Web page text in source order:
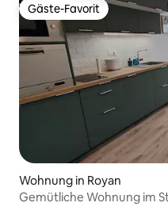
Gäste-Favorit
Gäste-Favorit
Wohnung in Royan
Gemütliche Wohnung im